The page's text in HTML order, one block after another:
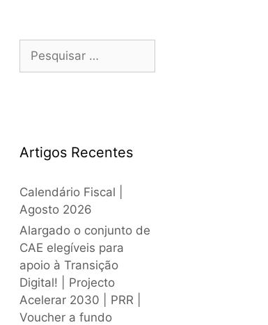
Artigos Recentes
Calendário Fiscal |
Agosto 2026
Alargado o conjunto de
CAE elegíveis para
apoio à Transição
Digital! | Projecto
Acelerar 2030 | PRR |
Voucher a fundo